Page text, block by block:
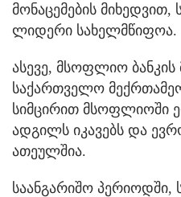
მონაცემების
ლიდერი სახელმწიფოა.
ასევე, მსოფლიო ბანკის
საქართველო
სიმცირით მსოფლიოში
ადგილს იკავებს და
ათეულშია.
საანგარიშო პერიოდში,